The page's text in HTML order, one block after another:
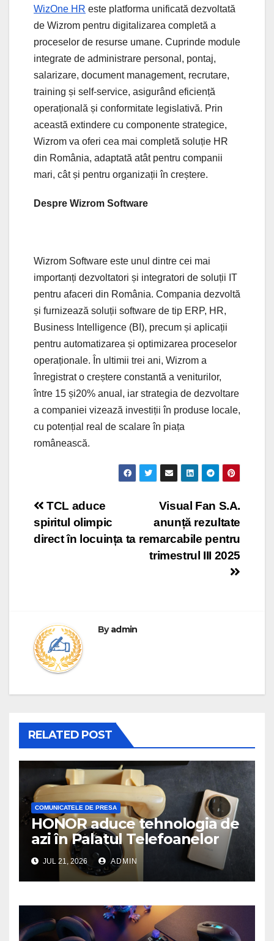
WizOne HR este platforma unificată dezvoltată
de Wizrom pentru digitalizarea completă a
proceselor de resurse umane. Cuprinde module
integrate de administrare personal, pontaj,
salarizare, document management, recrutare,
training și self-service, asigurând eficiență
operațională și conformitate legislativă. Prin
această extindere cu componente strategice,
Wizrom va oferi cea mai completă soluție HR
din România, adaptată atât pentru companii
mari, cât și pentru organizații în creștere.
Despre Wizrom Software
Wizrom Software este unul dintre cei mai
importanți dezvoltatori și integratori de soluții IT
pentru afaceri din România. Compania dezvoltă
și furnizează soluții software de tip ERP, HR,
Business Intelligence (BI), precum și aplicații
pentru automatizarea și optimizarea proceselor
operaționale. În ultimii trei ani, Wizrom a
înregistrat o creștere constantă a veniturilor,
între 15 și20% anual, iar strategia de dezvoltare
a companiei vizează investiții în produse locale,
cu potențial real de scalare în piața
românească.
Post
navigation
Visual Fan S.A.
anunță rezultate
remarcabile pentru
trimestrul III 2025
TCL aduce
spiritul olimpic
direct în locuința ta
Byadmin
RELATED POST
COMUNICATELE DE PRESA
HONOR aduce tehnologia de
azi în Palatul Telefoanelor
JUL 21, 2026 ADMIN